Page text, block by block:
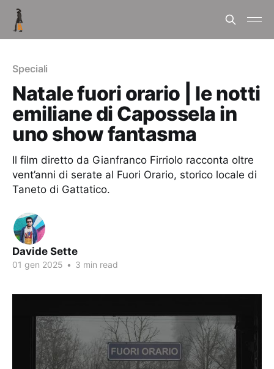
Speciali
Natale fuori orario | le notti
emiliane di Capossela in
uno show fantasma
Il film diretto da Gianfranco Firriolo racconta oltre
vent’anni di serate al Fuori Orario, storico locale di
Taneto di Gattatico.
Davide Sette
01 gen 2025 • 3 min read